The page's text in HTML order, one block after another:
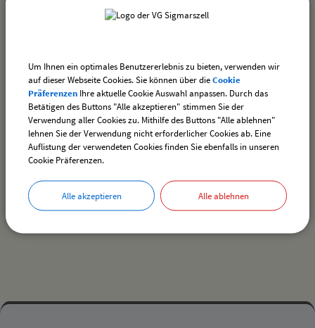
bis:
Es wurden keine Veranstaltungen gefunden.
druckennach oben
Um Ihnen ein optimales Benutzererlebnis zu bieten, verwenden wir
auf dieser Webseite Cookies. Sie können über dieCookie
Präferenzen Ihre aktuelle Cookie Auswahl anpassen. Durch das
Betätigen des Buttons "Alle akzeptieren" stimmen Sie der
Verwendung aller Cookies zu. Mithilfe des Buttons "Alle ablehnen"
lehnen Sie der Verwendung nicht erforderlicher Cookies ab. Eine
Auflistung der verwendeten Cookies finden Sie ebenfalls in unseren
Cookie Präferenzen.
Alle akzeptieren Alle ablehnen